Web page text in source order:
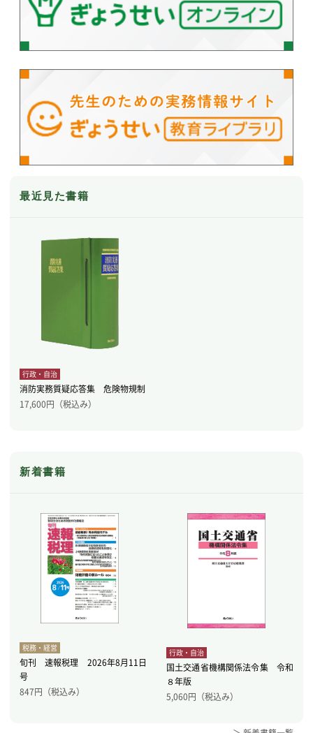
最近見た書籍
行政・自治
消防実務質疑応答集 危険物規制
17,600円（税込み）
新着書籍
税務・経営
旬刊 速報税理 2026年8月11日
号
847円（税込み）
行政・自治
国土交通省機構関係法令集 令和
８年版
5,060円（税込み）